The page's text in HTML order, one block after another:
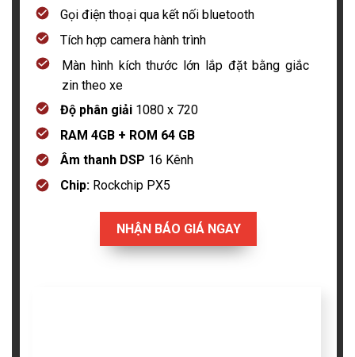
NHẬN BÁO GIÁ NGAY
Gọi điện thoại qua kết nối bluetooth
Tích hợp camera hành trình
Màn hình kích thước lớn lắp đặt bằng giắc
zin theo xe
Độ phân giải 1080 x 720
RAM 4GB + ROM 64 GB
Âm thanh DSP 16 Kênh
Chip: Rockchip PX5